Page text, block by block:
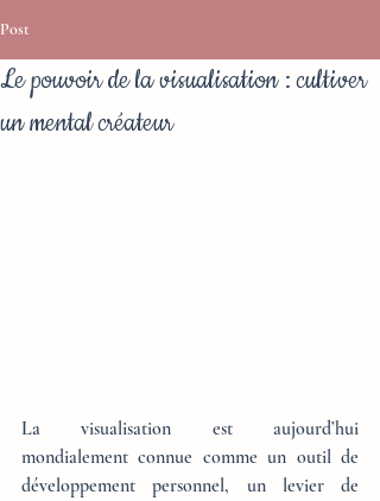
Post
Le pouvoir de la visualisation : cultiver
un mental créateur
La visualisation est aujourd’hui
mondialement connue comme un outil de
développement personnel, un levier de